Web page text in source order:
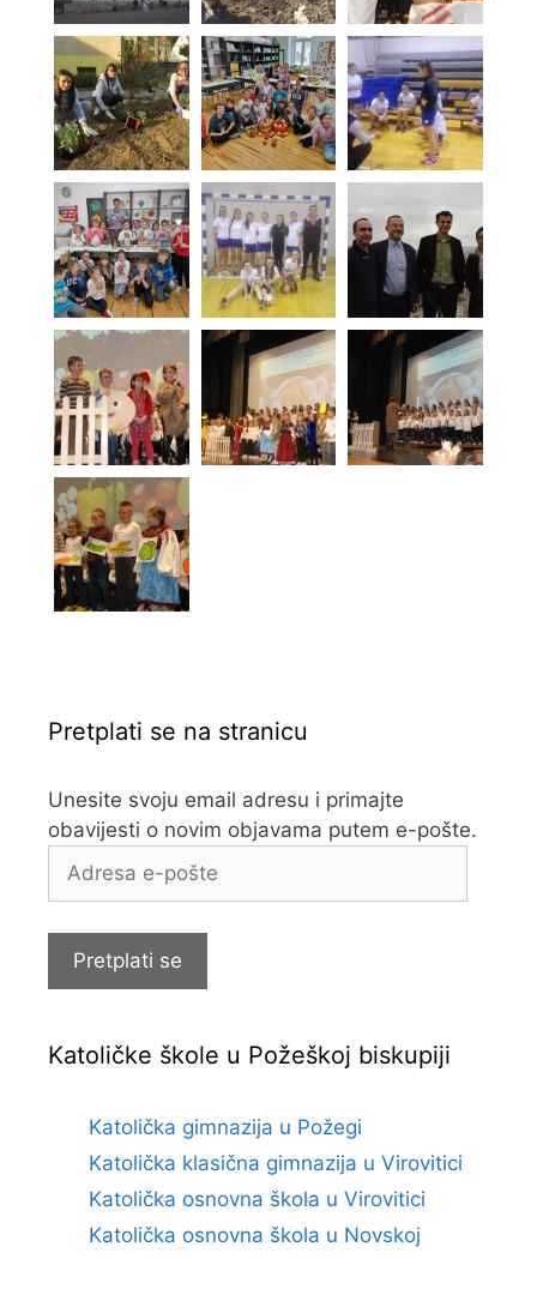
Pretplati se na stranicu
Unesite svoju email adresu i primajte
obavijesti o novim objavama putem e-pošte.
Adresa
Pretplati se
Katoličke škole u Požeškoj biskupiji
Katolička gimnazija u Požegi
Katolička klasična gimnazija u Virovitici
Katolička osnovna škola u Virovitici
Katolička osnovna škola u Novskoj